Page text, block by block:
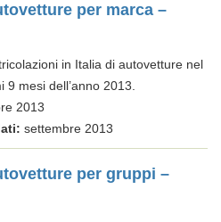
per marca –
in Italia di autovetture nel
9 mesi dell’anno 2013.
2013
settembre 2013
per gruppi –